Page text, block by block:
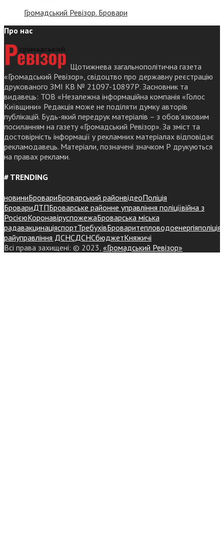
Громадський Ревізор. Бровари
Про нас
Щотижнева загальнополітична газета
«Громадський Ревізор», свідоцтво про державну реєстрацію
друкованого ЗМІ КВ № 21097-10897Р. Засновник та
видавець: ТОВ «Незалежна інформаційна компанія «Голос
Київщини» Редакція може не поділяти думку авторів
публікацій. Будь-який передрук матеріалів – з обов’язковим
посиланням на газету «Громадський Ревізор». За зміст та
достовірність інформації у рекламних матеріалах відповідає
рекламодавець. Матеріали, позначені значком Р друкуються
на правах реклами.
# TRENDING
новиниБровариБроварський районвідеоПоліція
БровариДТПБроварське районне управління поліціївійна з
РосієюКоронавіруспожежаБроварська міська
радавакцинаціяспортТребухівБроваритепловодоенергіяполіція
райуправління ДСНСДСНСбюджетКняжичі
Всі права захищені: © 2023, «Громадський Ревізор»